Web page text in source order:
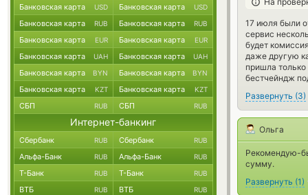
17 июля были
сервис
будет
даже другую
пришла
бестчейндж
Развернуть (3)
Ольга
Рекомендую-
сумму.
Развернуть (1)
Банковская карта USD Банковская карта USD
Банковская карта RUB Банковская карта RUB
Банковская карта EUR Банковская карта EUR
Банковская карта UAH Банковская карта UAH
Банковская карта BYN Банковская карта BYN
Банковская карта KZT Банковская карта KZT
СБП RUB СБП RUB
Интернет-банкинг
Сбербанк RUB Сбербанк RUB
Альфа-Банк RUB Альфа-Банк RUB
Т-Банк RUB Т-Банк RUB
ВТБ RUB ВТБ RUB